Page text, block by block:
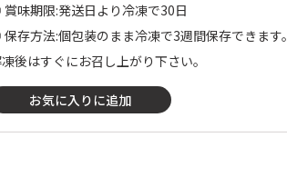
味期限:発送日より冷凍で30日
存方法:個包装のまま冷凍で3週間保存できます。
後はすぐにお召し上がり下さい。
お気に入りに追加